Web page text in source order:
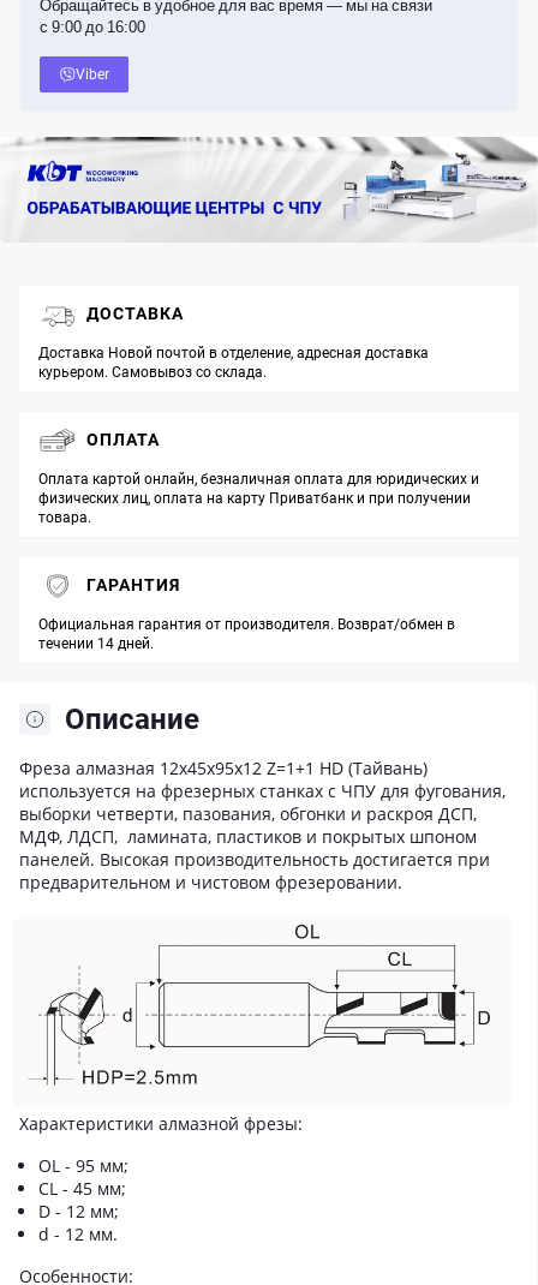
Обращайтесь в удобное для вас время — мы на связи
с 9:00 до 16:00
Viber
Описание
Фреза алмазная 12х45х95х12 Z=1+1 HD (Тайвань)
используется на фрезерных станках с ЧПУ для фугования,
выборки четверти, пазования, обгонки и раскроя ДСП,
МДФ, ЛДСП, ламината, пластиков и покрытых шпоном
панелей. Высокая производительность достигается при
предварительном и чистовом фрезеровании.
Характеристики алмазной фрезы:
OL - 95 мм;
CL - 45 мм;
D - 12 мм;
d - 12 мм.
Особенности:
ДОСТАВКА
Доставка Новой почтой в отделение, адресная доставка
курьером. Самовывоз со склада.
ОПЛАТА
Оплата картой онлайн, безналичная оплата для юридических и
физических лиц, оплата на карту Приватбанк и при получении
товара.
ГАРАНТИЯ
Официальная гарантия от производителя. Возврат/обмен в
течении 14 дней.